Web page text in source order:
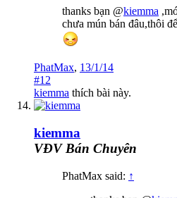
thanks bạn @kiemma
chưa mún bán đâu,thôi
PhatMax, 13/1/14
#12
kiemma thích bài này.
kiemma
VĐV Bán Chuyên
PhatMax said: ↑